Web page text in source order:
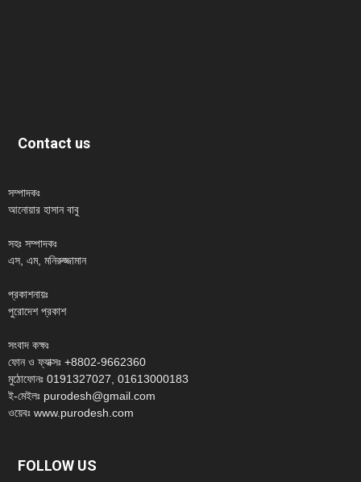
Contact us
সম্পাদকঃ
আনোয়ার হাসান বাবু
সহঃ সম্পাদকঃ
এস, এম, মনিরুজ্জামান
প্রকাশনায়ঃ
পুরোদেশ প্রকাশ
সংবাদ কক্ষঃ
ফোন ও ফ্যাক্সঃ +8802-9662360
মুঠোফোনঃ 0191327027, 01613000183
ই-মেইলঃ purodesh@gmail.com
ওয়েবঃ www.purodesh.com
FOLLOW US